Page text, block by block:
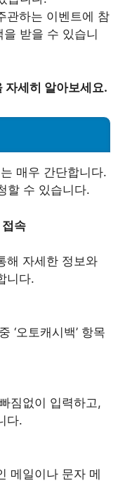
관하는 이벤트에 참
받을 수 있습니
자세히 알아보세요.
매우 간단합니다.
할 수 있습니다.
속
해 자세한 정보와
니다.
‘오토캐시백’ 항목
짐없이 입력하고,
다.
메일이나 문자 메